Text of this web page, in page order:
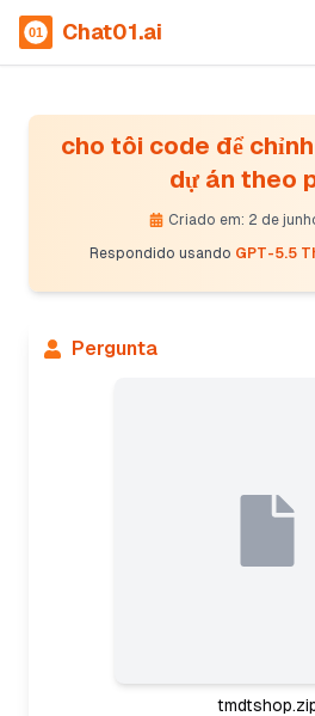
Chat01.ai
cho tôi code để
dự án theo
Criado em: 2 de
Respondido usando GPT-5.5
Pergunta